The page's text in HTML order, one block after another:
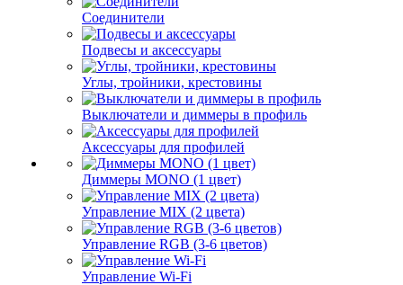
Соединители
Подвесы и аксессуары
Углы, тройники, крестовины
Выключатели и диммеры в профиль
Аксессуары для профилей
Диммеры MONO (1 цвет)
Управление MIX (2 цвета)
Управление RGB (3-6 цветов)
Управление Wi-Fi